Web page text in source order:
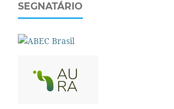
SEGNATÁRIO